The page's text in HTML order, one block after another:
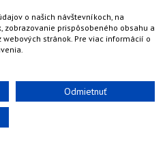
o našich návštevníkoch, na
zobrazovanie prispôsobeného obsahu a
stránok. Pre viac informácií o
Odmietnuť